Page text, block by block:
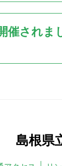
催されま
島根県